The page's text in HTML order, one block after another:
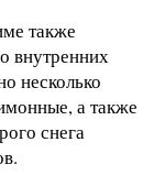
также
внутренних
несколько
а также
снега